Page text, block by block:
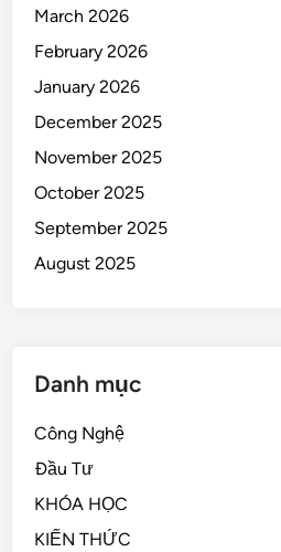
March 2026
February 2026
January 2026
December 2025
November 2025
October 2025
September 2025
August 2025
Danh mục
Công Nghệ
Đầu Tư
KHÓA HỌC
KIẾN THỨC